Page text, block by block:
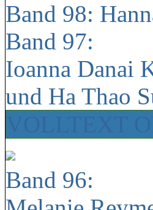
Band 98:
Band 97:
Ioanna Danai
und Ha Thao
Band 96: